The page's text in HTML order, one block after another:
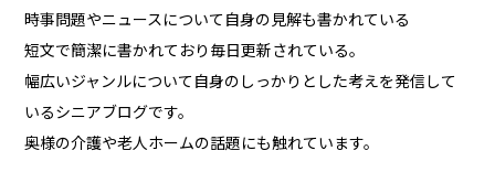
時事問題やニュースについて自身の見解も書かれている
短文で簡潔に書かれており毎日更新されている。
幅広いジャンルについて自身のしっかりとした考えを発信して
いるシニアブログです。
奥様の介護や老人ホームの話題にも触れています。